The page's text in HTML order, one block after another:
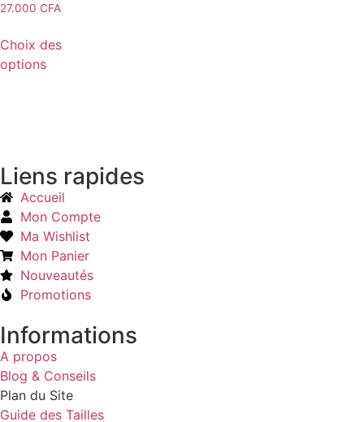
27.000 CFA
Choix des
options
Liens rapides
Accueil
Mon Compte
Ma Wishlist
Mon Panier
Nouveautés
Promotions
Informations
A propos
Blog & Conseils
Plan du Site
Guide des Tailles